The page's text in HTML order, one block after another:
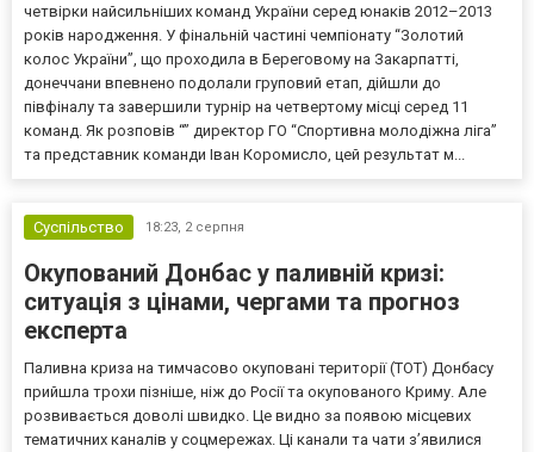
четвірки найсильніших команд України серед юнаків 2012–2013
років народження. У фінальній частині чемпіонату “Золотий
колос України”, що проходила в Береговому на Закарпатті,
донеччани впевнено подолали груповий етап, дійшли до
півфіналу та завершили турнір на четвертому місці серед 11
команд. Як розповів “” директор ГО “Спортивна молодіжна ліга”
та представник команди Іван Коромисло, цей результат м...
Суспільство 18:23, 2 серпня
Окупований Донбас у паливній кризі:
ситуація з цінами, чергами та прогноз
експерта
Паливна криза на тимчасово окуповані території (ТОТ) Донбасу
прийшла трохи пізніше, ніж до Росії та окупованого Криму. Але
розвивається доволі швидко. Це видно за появою місцевих
тематичних каналів у соцмережах. Ці канали та чати з’явилися